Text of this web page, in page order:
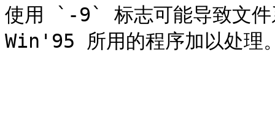
使用 `-9` 标志可能导致文件